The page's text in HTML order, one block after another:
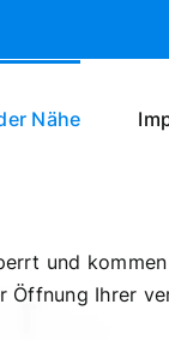
Nähe
und
Ihrer